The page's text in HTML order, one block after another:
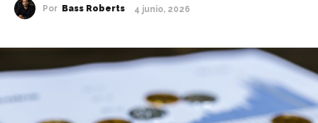
Por Bass Roberts 4 junio, 2026